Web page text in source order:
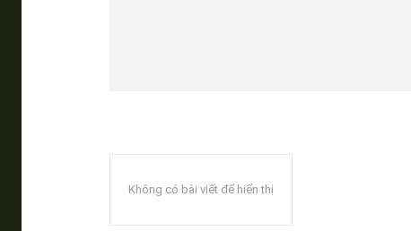
Không có bài viết để hiển thị